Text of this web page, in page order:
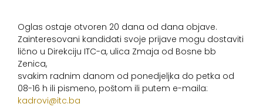
Oglas ostaje otvoren 20 dana od dana objave.
Zainteresovani kandidati svoje prijave mogu dostaviti
lično u Direkciju ITC-a, ulica Zmaja od Bosne bb
Zenica,
svakim radnim danom od ponedjeljka do petka od
08-16 h ili pismeno, poštom ili putem e-maila:
kadrovi@itc.ba